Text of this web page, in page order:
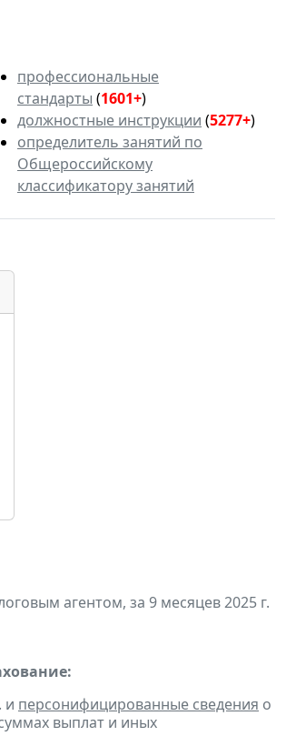
профессиональные
стандарты (1601+)
должностные инструкции (5277+)
определитель занятий по
Общероссийскому
классификатору занятий
агентом, за 9 месяцев 2025 г.
и персонифицированные сведения о
выплат и иных